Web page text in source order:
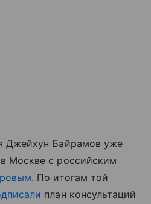
Джейхун Байрамов уже
Москве с российским
. По итогам той
план консультаций